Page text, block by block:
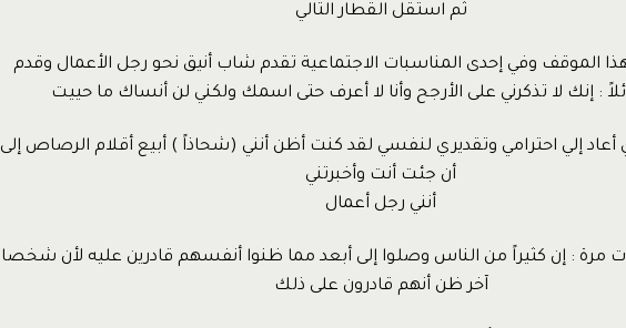
ثم استقل القطار التالي
الموقف وفي إحدى المناسبات الاجتماعية تقدم شاب أنيق نحو رجل الأعمال وقدم
: إنك لا تذكرني على الأرجح وأنا لا أعرف حتى اسمك ولكني لن أنساك ما حييت
أعاد إلي احترامي وتقديري لنفسي لقد كنت أظن أنني (شحاذاً ) أبيع أقلام الرصاص إلى
أن جئت أنت وأخبرتني
أنني رجل أعمال
مرة : إن كثيراً من الناس وصلوا إلى أبعد مما ظنوا أنفسهم قادرين عليه لأن شخصا
آخر ظن أنهم قادرون على ذلك